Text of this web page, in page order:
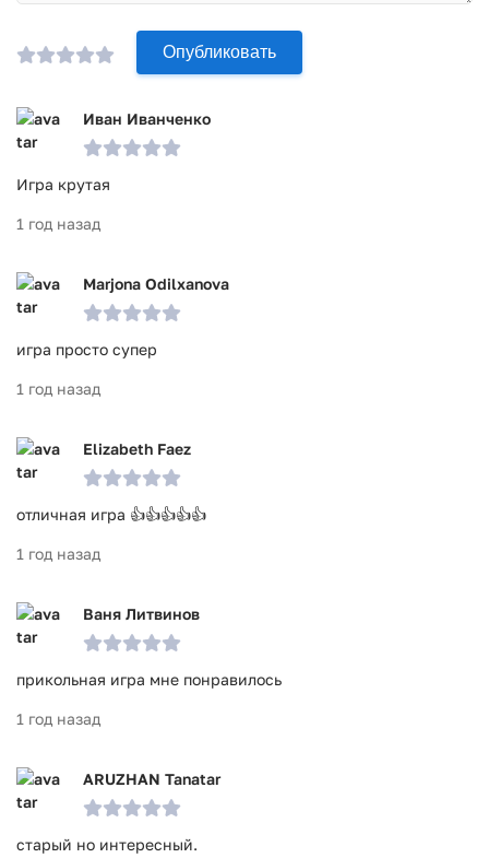
Опубликовать
Иван Иванченко
Игра крутая
1 год назад
Marjona Odilxanova
игра просто супер
1 год назад
Elizabeth Faez
отличная игра 👍👍👍👍👍
1 год назад
Ваня Литвинов
прикольная игра мне понравилось
1 год назад
ARUZHAN Tanatar
старый но интересный.